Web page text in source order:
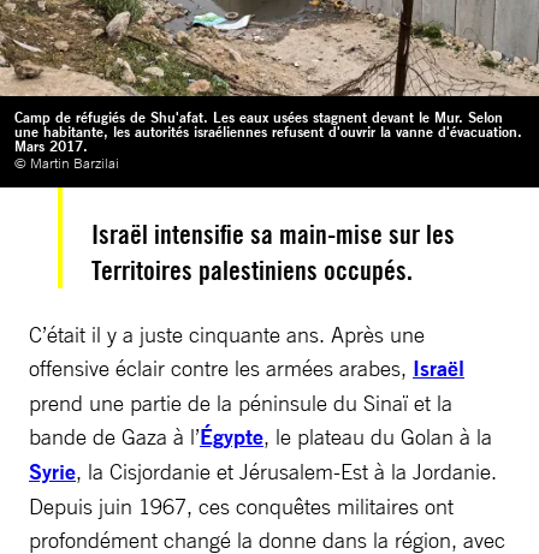
Camp de réfugiés de Shu'afat. Les eaux usées stagnent devant le Mur. Selon
une habitante, les autorités israéliennes refusent d'ouvrir la vanne d'évacuation.
Mars 2017.
© Martin Barzilai
Israël intensifie sa main-mise sur les
Territoires palestiniens occupés.
C’était il y a juste cinquante ans. Après une
offensive éclair contre les armées arabes, Israël
prend une partie de la péninsule du Sinaï et la
bande de Gaza à l’Égypte, le plateau du Golan à la
Syrie, la Cisjordanie et Jérusalem-Est à la Jordanie.
Depuis juin 1967, ces conquêtes militaires ont
profondément changé la donne dans la région, avec